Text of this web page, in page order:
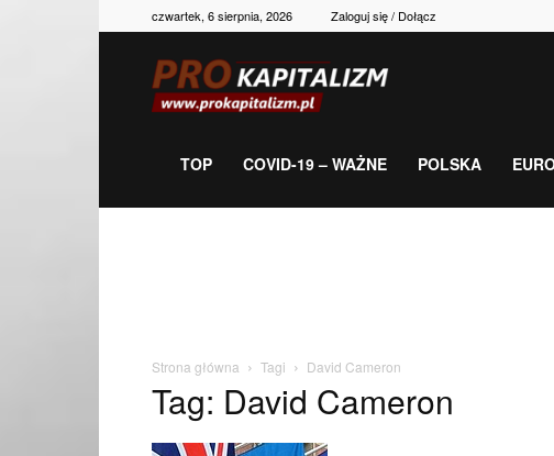
czwartek, 6 sierpnia, 2026 Zaloguj się / Dołącz
gospodarka,
TOP COVID-19 – WAŻNE POLSKA
Strona główna Tagi David Cameron
Tag: David Cameron